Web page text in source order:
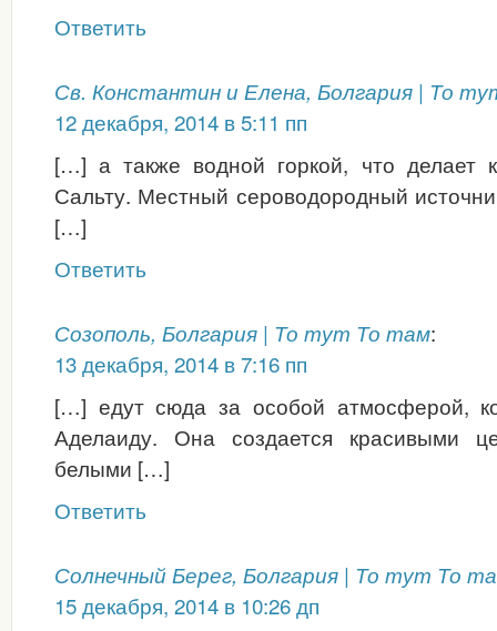
Ответить
Св. Константин и Елена, Болгария | То
12 декабря, 2014 в 5:11 пп
[…] а также водной горкой, что делает
Сальту. Местный сероводородный
[…]
Ответить
Созополь, Болгария | То тут То там:
13 декабря, 2014 в 7:16 пп
[…] едут сюда за особой атмосферой,
Аделаиду. Она создается красивыми
белыми […]
Ответить
Солнечный Берег, Болгария | То тут То
15 декабря, 2014 в 10:26 дп